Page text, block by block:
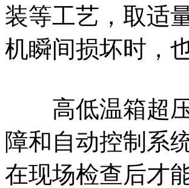
装等工艺，取适
机瞬间损坏时，
高低温箱超压
障和自动控制系
在现场检查后才